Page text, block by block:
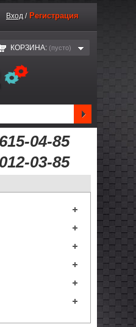
615-04-85
012-03-85
Вход / Регистрация
КОРЗИНА: (пустo)